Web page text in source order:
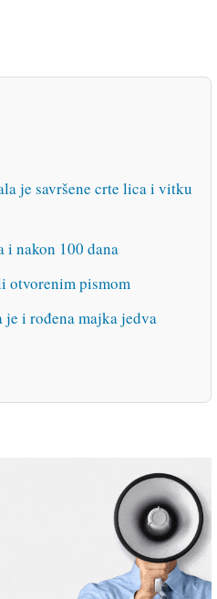
je savršene crte lica i vitku
i nakon 100 dana
otvorenim pismom
i rođena majka jedva